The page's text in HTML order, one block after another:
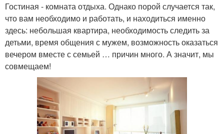
Гостиная - комната отдыха. Однако порой случается так,
что вам необходимо и работать, и находиться именно
здесь: небольшая квартира, необходимость следить за
детьми, время общения с мужем, возможность оказаться
вечером вместе с семьей … причин много. А значит, мы
совмещаем!